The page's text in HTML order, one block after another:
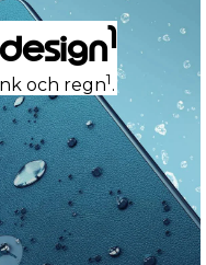
1
och regn1.